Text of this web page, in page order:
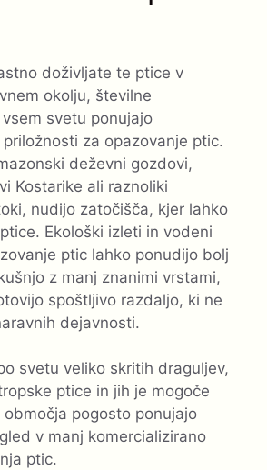
doživljate te ptice v
okolju, številne
svetu ponujajo
za opazovanje ptic.
deževni gozdovi,
Kostarike ali raznoliki
nudijo zatočišča, kjer lahko
Ekološki izleti in vodeni
ptic lahko ponudijo bolj
z manj znanimi vrstami,
spoštljivo razdaljo, ki ne
dejavnosti.
svetu veliko skritih draguljev,
ptice in jih je mogoče
območja pogosto ponujajo
v manj komercializirano
ptic.